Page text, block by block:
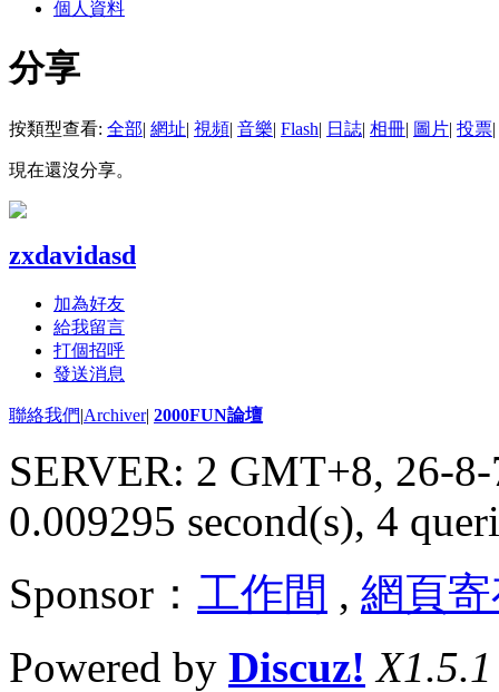
個人資料
分享
按類型查看: 全部| 網址| 視頻| 音樂| Flash| 日誌| 相冊| 圖片| 投票|
現在還沒分享。
zxdavidasd
加為好友
給我留言
打個招呼
發送消息
聯絡我們|Archiver| 2000FUN論壇
SERVER: 2 GMT+8, 26-
0.009295 second(s), 4
Sponsor： 工作間 , 網頁
Powered by Discuz! X1.5.1